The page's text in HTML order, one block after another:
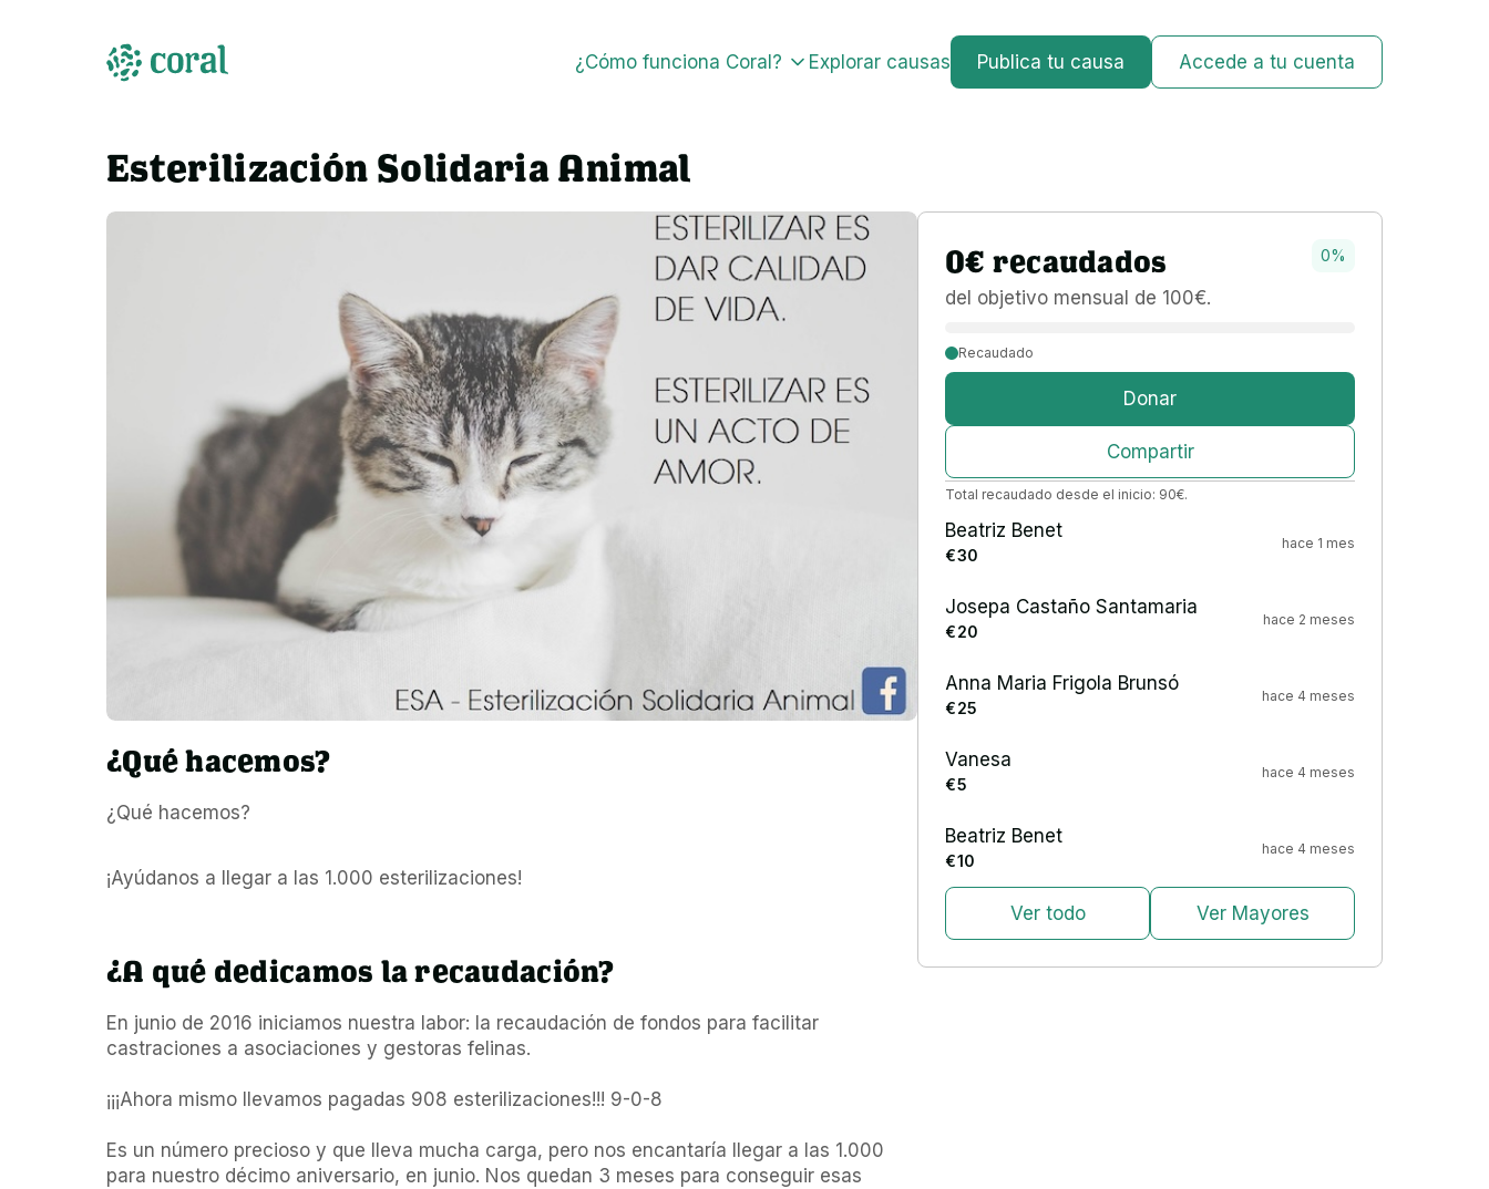
¿Cómo funciona Coral? Explorar causas Publica tu causa Accede a tu cuenta
Esterilización Solidaria Animal
¿Qué hacemos?
¿Qué hacemos?
¡Ayúdanos a llegar a las 1.000 esterilizaciones!
¿A qué dedicamos la recaudación?
En junio de 2016 iniciamos nuestra labor: la recaudación de fondos para facilitar
castraciones a asociaciones y gestoras felinas.
¡¡¡Ahora mismo llevamos pagadas 908 esterilizaciones!!! 9-0-8
Es un número precioso y que lleva mucha carga, pero nos encantaría llegar a las 1.000
para nuestro décimo aniversario, en junio. Nos quedan 3 meses para conseguir esas
0€ recaudados
del objetivo mensual de 100€.
0%
Recaudado
Donar
Compartir
Total recaudado desde el inicio: 90€.
Beatriz Benet
€ 30
hace 1 mes
Josepa Castaño Santamaria
€ 20
hace 2 meses
Anna Maria Frigola Brunsó
€ 25
hace 4 meses
Vanesa
€ 5
hace 4 meses
Beatriz Benet
€ 10
hace 4 meses
Ver todo Ver Mayores